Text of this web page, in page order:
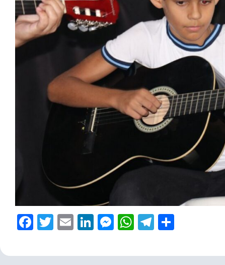
Facebook
Twitter
EmailLinkedIn
Messenger
WhatsApp
Telegram